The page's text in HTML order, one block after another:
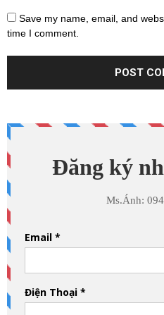
Save my name, email, and
time I comment.